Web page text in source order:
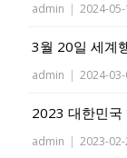
admin | 2024-
3월 20일 세계
admin | 2024-
2023 대한민국
admin | 2023-